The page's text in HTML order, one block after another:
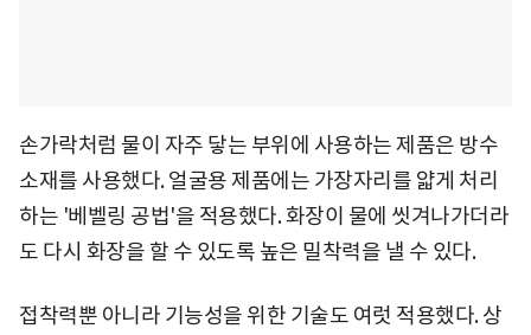
손가락처럼 물이 자주 닿는 부위에 사용하는 제품은 방수
소재를 사용했다. 얼굴용 제품에는 가장자리를 얇게 처리
하는 '베벨링 공법'을 적용했다. 화장이 물에 씻겨나가더라
도 다시 화장을 할 수 있도록 높은 밀착력을 낼 수 있다.
접착력뿐 아니라 기능성을 위한 기술도 여럿 적용했다. 상